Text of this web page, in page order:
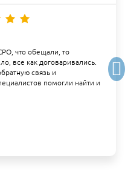
что обещали, то
все как договаривались.
связь и
помогли найти и